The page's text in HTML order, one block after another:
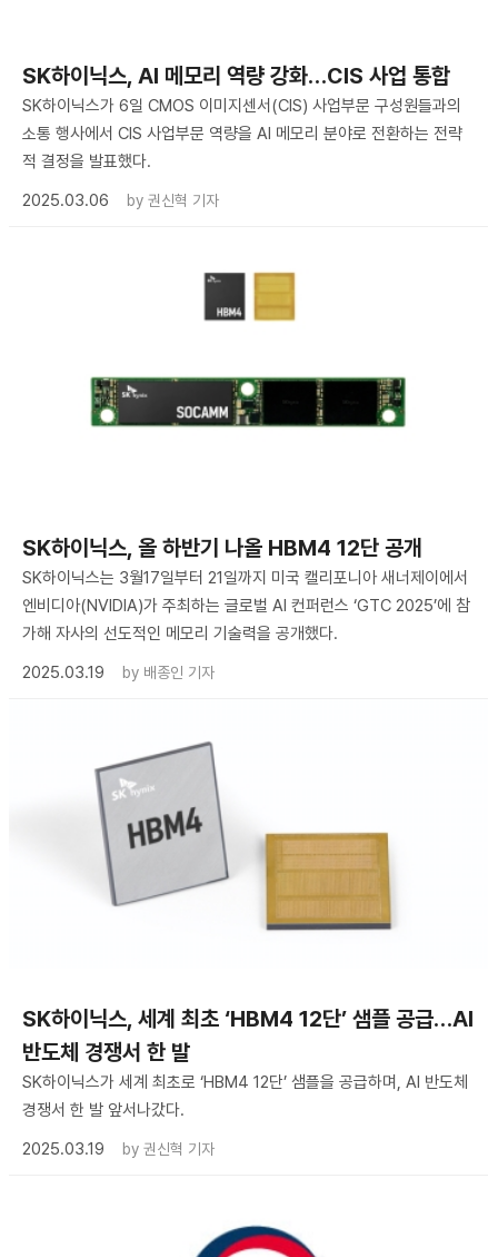
SK하이닉스, AI 메모리 역량 강화…CIS 사업 통합
SK하이닉스가 6일 CMOS 이미지센서(CIS) 사업부문 구성원들과의
소통 행사에서 CIS 사업부문 역량을 AI 메모리 분야로 전환하는 전략
적 결정을 발표했다.
2025.03.06
by 권신혁 기자
SK하이닉스, 올 하반기 나올 HBM4 12단 공개
SK하이닉스는 3월17일부터 21일까지 미국 캘리포니아 새너제이에서
엔비디아(NVIDIA)가 주최하는 글로벌 AI 컨퍼런스 ‘GTC 2025’에 참
가해 자사의 선도적인 메모리 기술력을 공개했다.
2025.03.19
by 배종인 기자
SK하이닉스, 세계 최초 ‘HBM4 12단’ 샘플 공급…AI
반도체 경쟁서 한 발
SK하이닉스가 세계 최초로 ‘HBM4 12단’ 샘플을 공급하며, AI 반도체
경쟁서 한 발 앞서나갔다.
2025.03.19
by 권신혁 기자